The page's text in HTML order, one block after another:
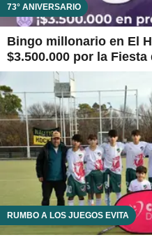
73° ANIVERSARIO
Bingo millonario en El
$3.500.000 por la
RUMBO A LOS JUEGOS EVITA